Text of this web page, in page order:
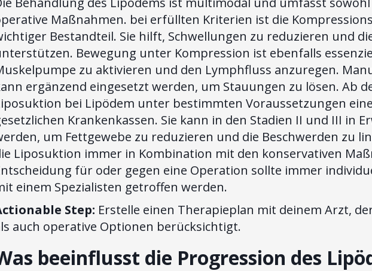
Maßnahmen. bei erfüllten Kriterien ist die
Bestandteil. Sie hilft, Schwellungen zu reduzieren und
Bewegung unter Kompression ist ebenfalls
zu aktivieren und den Lymphfluss anzuregen.
ergänzend eingesetzt werden, um Stauungen zu lösen. Ab
bei Lipödem unter bestimmten Voraussetzungen
Krankenkassen. Sie kann in den Stadien II und III in
um Fettgewebe zu reduzieren und die Beschwerden zu
Liposuktion immer in Kombination mit den konservativen
für oder gegen eine Operation sollte immer
einem Spezialisten getroffen werden.
Step: Erstelle einen Therapieplan mit deinem Arzt,
auch operative Optionen berücksichtigt.
beeinflusst die Progression des